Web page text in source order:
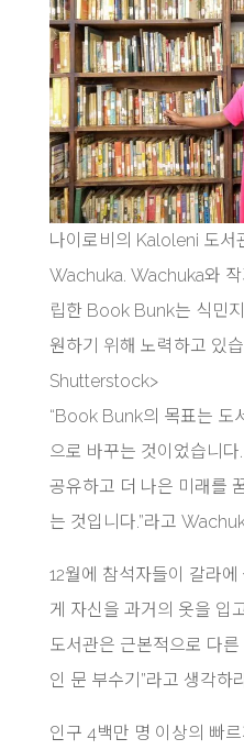
나이로비의 Kaloleni 도
Wachuka. Wachuka와
립한 Book Bunk는 식민
원하기 위해 노력하고 있
Shutterstock>
“Book Bunk의 목표는 도
으로 바꾸는 것이었습니
공유하고 더 나은 미래를
는 것입니다.”라고
12월에 참석자들이 갈라
게 자신을 과거의 옷을 입
도서관은 근본적으로 다
인 문 부수기”라고 생각하
인구 4백만 명 이상의 빠